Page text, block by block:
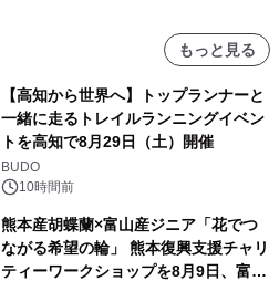
もっと見る
【高知から世界へ】トップランナーと
一緒に走るトレイルランニングイベン
トを高知で8月29日（土）開催
BUDO
10時間前
熊本産胡蝶蘭×富山産ジニア「花でつ
ながる希望の輪」 熊本復興支援チャリ
ティーワークショップを8月9日、富